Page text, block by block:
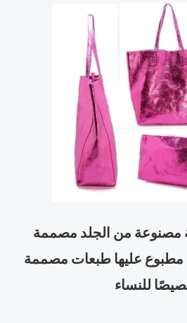
مصنوعة من الجلد مصممة
عليها طبعات مصممة
للنساء